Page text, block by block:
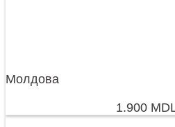
Молдова
1.900